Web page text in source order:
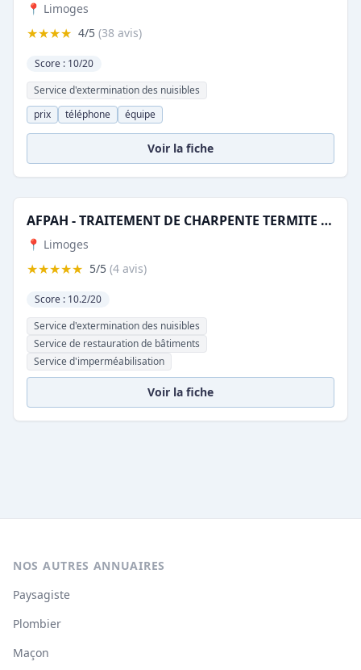
📍 Limoges
★★★★ 4/5 (38 avis)
Score : 10/20
Service d'extermination des nuisibles
prix
téléphone équipe
Voir la fiche
AFPAH - TRAITEMENT DE CHARPENTE TERMITE CAPRICORNE MERULE DEMOUSSAGE HUMIDITE
📍 Limoges
★★★★★ 5/5 (4 avis)
Score : 10.2/20
Service d'extermination des nuisibles
Service de restauration de bâtiments
Service d'imperméabilisation
Voir la fiche
NOS AUTRES ANNUAIRES
Paysagiste
Plombier
Maçon